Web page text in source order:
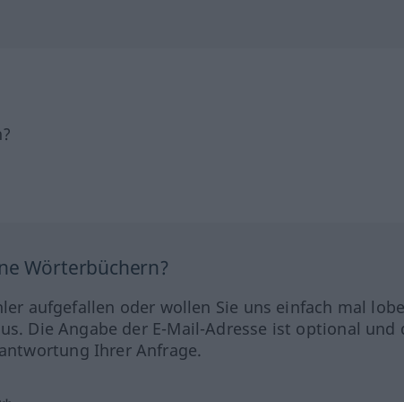
Wörterbüchern?
aufgefallen oder wollen Sie uns einfach mal
Die Angabe der E-Mail-Adresse ist optional und
Ihrer Anfrage.